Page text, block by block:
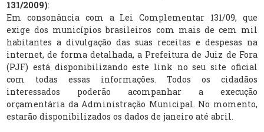
131/2009):
Em consonância com a Lei Complementar 131/09, que
exige dos municípios brasileiros com mais de cem mil
habitantes a divulgação das suas receitas e despesas na
internet, de forma detalhada, a Prefeitura de Juiz de Fora
(PJF) está disponibilizando este link no seu site oficial
com todas essas informações. Todos os cidadãos
interessados poderão acompanhar a execução
orçamentária da Administração Municipal. No momento,
estarão disponibilizados os dados de janeiro até abril.